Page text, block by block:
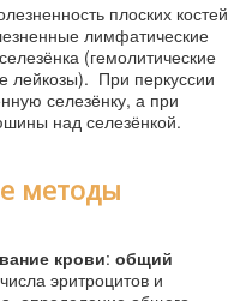
плоских костей
лимфатические
(гемолитические
лейкозы). При перкуссии
селезёнку, а при
над селезёнкой.
методы
крови: общий
эритроцитов и